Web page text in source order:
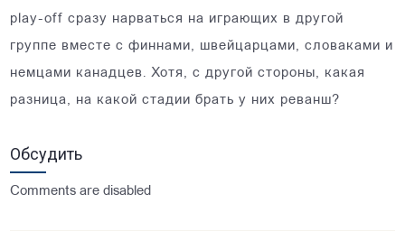
play-off сразу нарваться на играющих в другой
группе вместе с финнами, швейцарцами, словаками и
немцами канадцев. Хотя, с другой стороны, какая
разница, на какой стадии брать у них реванш?
Обсудить
Comments are disabled